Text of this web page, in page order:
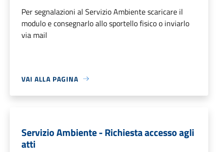
Per segnalazioni al Servizio Ambiente scaricare il
modulo e consegnarlo allo sportello fisico o inviarlo
via mail
VAI ALLA PAGINA
Servizio Ambiente - Richiesta accesso agli
atti